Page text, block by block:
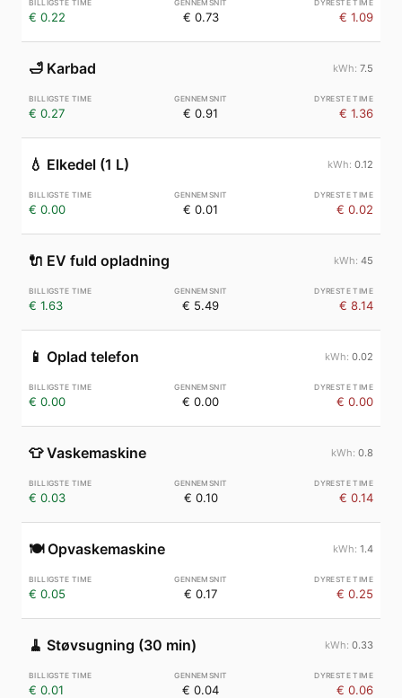
€ 0.22 € 0.73 € 1.09
🛁 Karbad 7.5
€ 0.27 € 0.91 € 1.36
💧 Elkedel (1 L) 0.12
€ 0.00 € 0.01 € 0.02
🔌 EV fuld opladning 45
€ 1.63 € 5.49 € 8.14
📱 Oplad telefon 0.02
€ 0.00 € 0.00 € 0.00
👕 Vaskemaskine 0.8
€ 0.03 € 0.10 € 0.14
🍽️ Opvaskemaskine 1.4
€ 0.05 € 0.17 € 0.25
🧹 Støvsugning (30 min) 0.33
€ 0.01 € 0.04 € 0.06